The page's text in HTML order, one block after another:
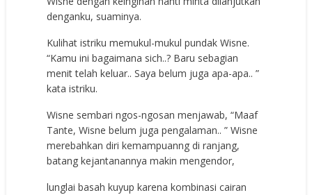
denganku, suaminya.
Kulihat istriku memukul-mukul pundak Wisne.
“Kamu ini bagaimana sich..? Baru sebagian
menit telah keluar.. Saya belum juga apa-apa.. ”
kata istriku.
Wisne sembari ngos-ngosan menjawab, “Maaf
Tante, Wisne belum juga pengalaman.. ” Wisne
merebahkan diri kemampuanng di ranjang,
batang kejantanannya makin mengendor,
lunglai basah kuyup karena kombinasi cairan